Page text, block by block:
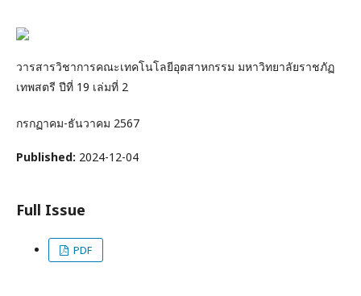
วารสารวิชาการคณะเทคโนโลยีอุตสาหกรรม มหาวิทยาลัยราชภัฏ
เทพสตรี ปีที่ 19 เล่มที่ 2
กรกฏาคม-ธันวาคม 2567
Published: 2024-12-04
Full Issue
PDF